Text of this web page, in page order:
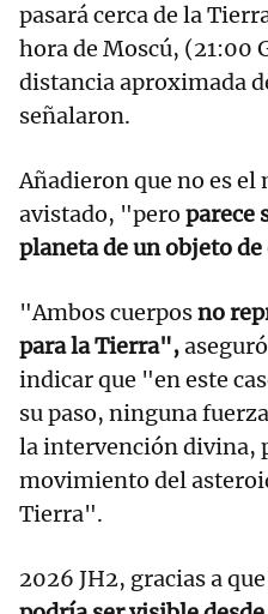
pasará cerca de la
hora de Moscú, (21:00
distancia aproximada
señalaron.
Añadieron que no es
avistado, "pero parece
planeta de un objeto
"Ambos cuerposno
para la Tierra",
indicar que "en este
su paso, ninguna
la intervención divina,
movimiento del
Tierra".
2026 JH2, gracias a